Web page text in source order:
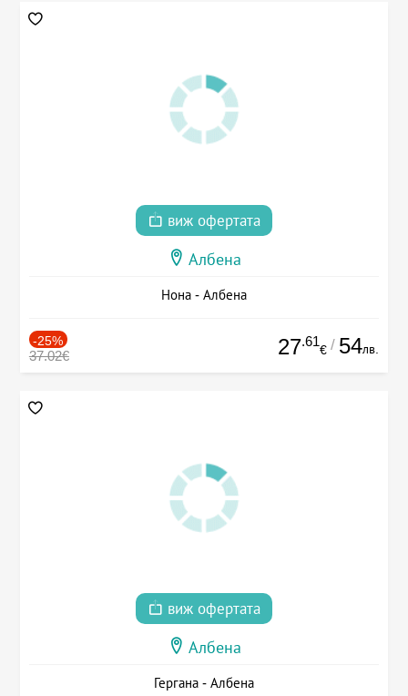
виж офертата
Албена
Нона - Албена
-25%
37.02€ 27.61
€ / 54лв.
виж офертата
Албена
Гергана - Албена